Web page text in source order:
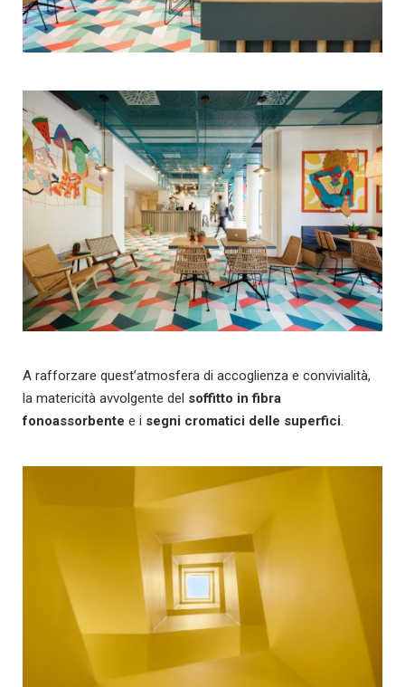
A rafforzare quest’atmosfera di accoglienza e convivialità,
la matericità avvolgente del soffitto in fibra
fonoassorbente e i segni cromatici delle superfici.